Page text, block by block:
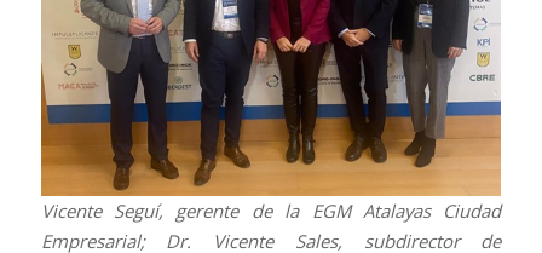
Vicente Seguí, gerente de la EGM Atalayas Ciudad
Empresarial; Dr. Vicente Sales, subdirector de